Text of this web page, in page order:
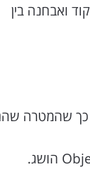
ואבחנה בין
שהמטרה